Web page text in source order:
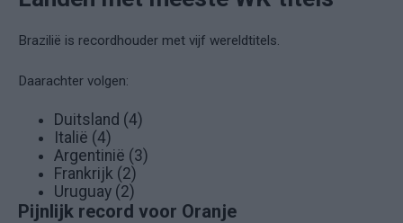
Brazilië is recordhouder met vijf wereldtitels.
Daarachter volgen:
Duitsland (4)
Italië (4)
Argentinië (3)
Frankrijk (2)
Uruguay (2)
Pijnlijk record voor Oranje